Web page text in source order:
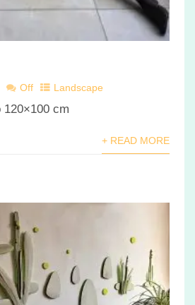
Off Landscape
cm
+ READ MORE